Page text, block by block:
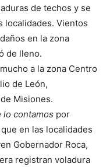
de techos y se
localidades. Vientos
en la zona
de lleno.
a la zona Centro
de León,
Misiones.
lo contamos por
en las localidades
Gobernador Roca,
registran voladura